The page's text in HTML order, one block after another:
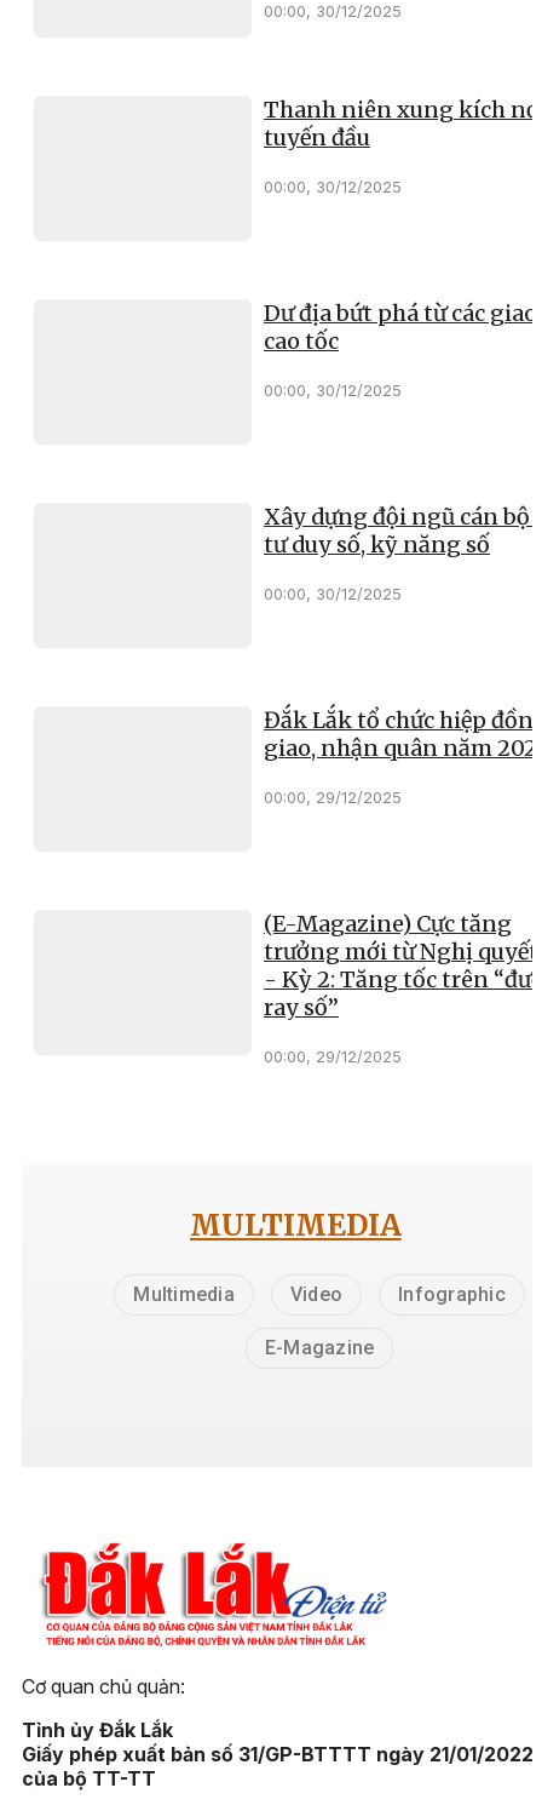
00:00, 30/12/2025
Thanh niên xung kích
tuyến đầu
00:00, 30/12/2025
Dư địa bứt phá từ các
cao tốc
00:00, 30/12/2025
Xây dựng đội ngũ cán bộ
tư duy số, kỹ năng số
00:00, 30/12/2025
Đắk Lắk tổ chức hiệp
giao, nhận quân năm
00:00, 29/12/2025
(E-Magazine) Cực tăng
trưởng mới từ Nghị quyết
- Kỳ 2: Tăng tốc trên
ray số”
00:00, 29/12/2025
MULTIMEDIA
Multimedia Video Infographic
E-Magazine
Cơ quan chủ quản:
Tỉnh ủy Đắk Lắk
Giấy phép xuất bản số 31/GP-BTTTT ngày 21/01/2022
của bộ TT-TT